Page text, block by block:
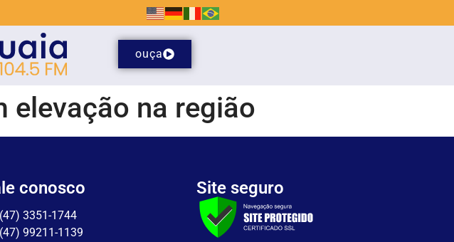
ouça
elevação na região
conosco
(47) 3351-1744
(47) 99211-1139
Site seguro